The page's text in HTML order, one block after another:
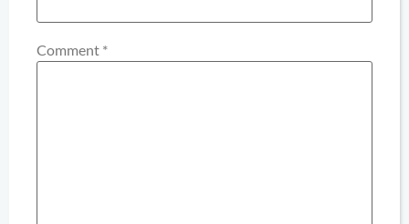
Comment *